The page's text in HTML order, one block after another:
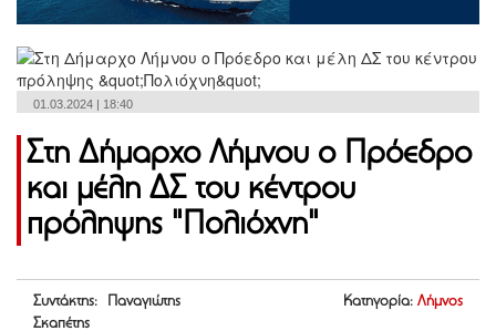
01.03.2024 | 18:40
Στη Δήμαρχο Λήμνου ο Πρόεδρο
και μέλη ΔΣ του κέντρου
πρόληψης "Πολιόχνη"
Συντάκτης: Παναγιώτης
Σκαπέτης
Κατηγορία: Λήμνος